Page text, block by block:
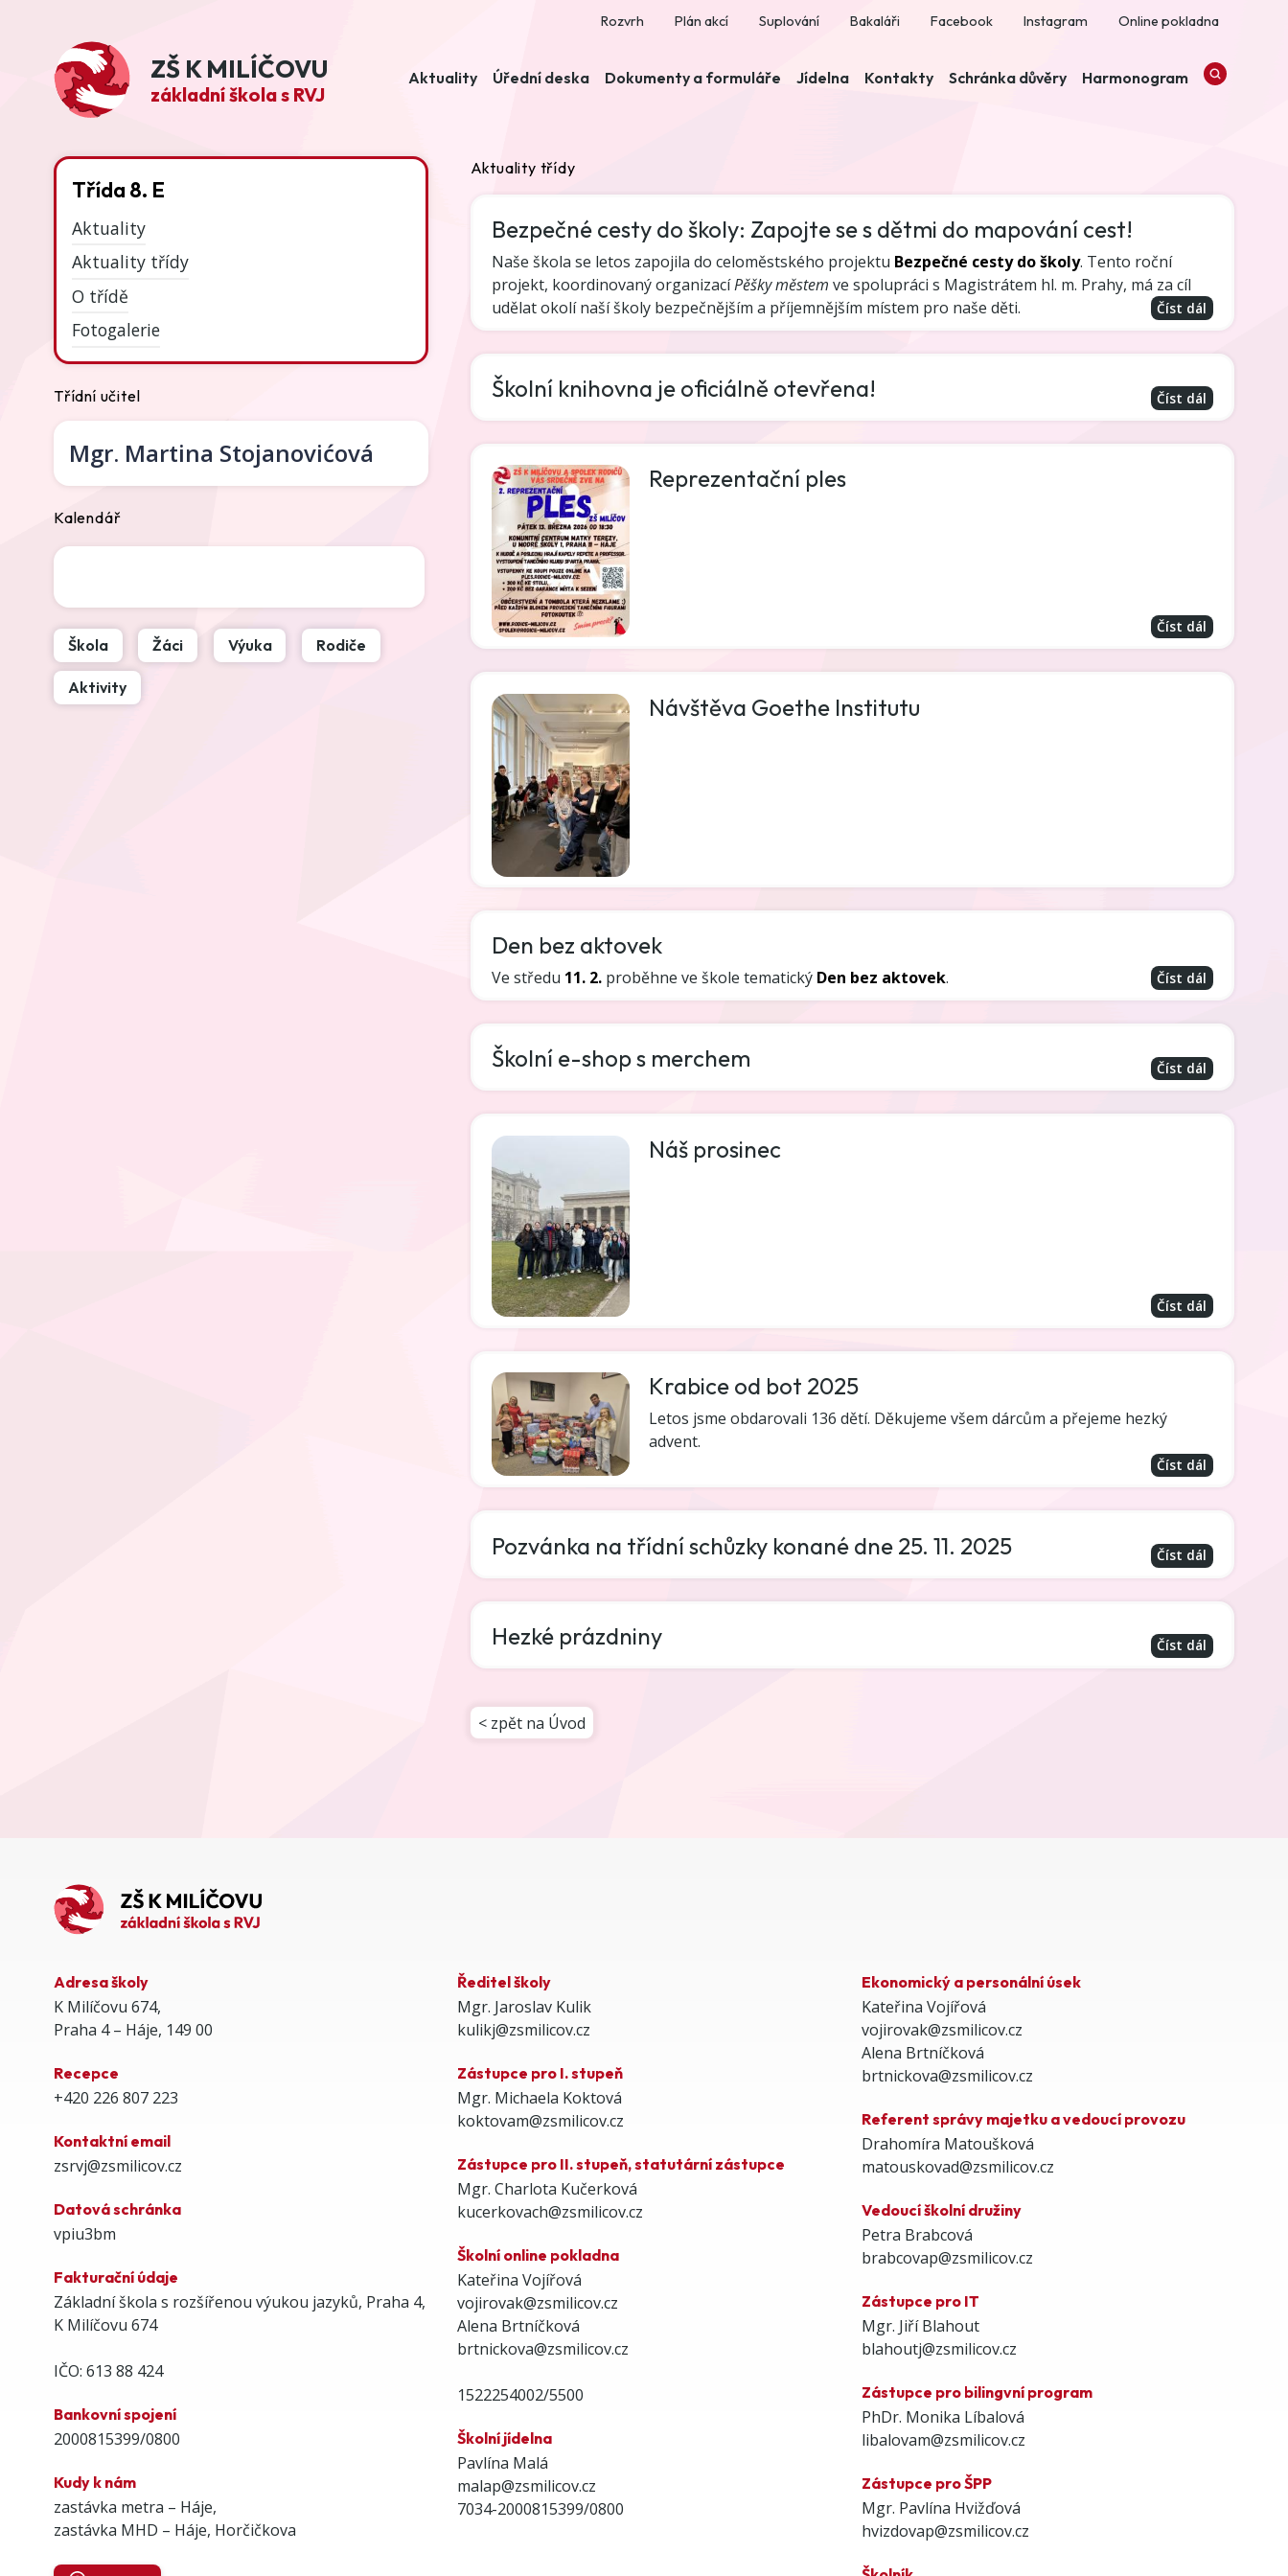
ZŠ K MILÍČOVU
základní škola s RVJ
Rozvrh Plán akcí Suplování Bakaláři Facebook Instagram Online pokladna
Aktuality Úřední deska Dokumenty a formuláře Jídelna Kontakty Schránka důvěry Harmonogram
Třída 8. E
Aktuality
Aktuality třídy
O třídě
Fotogalerie
Třídní učitel
Mgr. Martina Stojanovićová
Kalendář
Škola Žáci Výuka Rodiče
Aktivity
Aktuality třídy
Bezpečné cesty do školy: Zapojte se s dětmi do mapování cest!
Naše škola se letos zapojila do celoměstského projektu Bezpečné cesty do školy. Tento roční
projekt, koordinovaný organizacíPěšky městem ve spolupráci s Magistrátem hl. m. Prahy, má za cíl
udělat okolí naší školy bezpečnějším a příjemnějším místem pro naše děti.
Číst dál
Školní knihovna je oficiálně otevřena! Číst dál
Reprezentační ples
Číst dál
Návštěva Goethe Institutu
Den bez aktovek
Ve středu 11. 2.proběhne ve škole tematický Den bez aktovek. Číst dál
Školní e-shop s merchem Číst dál
Náš prosinec
Číst dál
Krabice od bot 2025
Letos jsme obdarovali 136 dětí. Děkujeme všem dárcům a přejeme hezký
advent.
Číst dál
Pozvánka na třídní schůzky konané dne 25. 11. 2025 Číst dál
Hezké prázdniny Číst dál
< zpět na Úvod
Adresa školy
K Milíčovu 674,
Praha 4 – Háje, 149 00
Recepce
+420 226 807 223
Kontaktní email
zsrvj@zsmilicov.cz
Datová schránka
vpiu3bm
Fakturační údaje
Základní škola s rozšířenou výukou jazyků, Praha 4,
K Milíčovu 674
IČO: 613 88 424
Bankovní spojení
2000815399/0800
Kudy k nám
zastávka metra – Háje,
zastávka MHD – Háje, Horčičkova
Ředitel školy
Mgr. Jaroslav Kulik
kulikj@zsmilicov.cz
Zástupce pro I. stupeň
Mgr. Michaela Koktová
koktovam@zsmilicov.cz
Zástupce pro II. stupeň, statutární zástupce
Mgr. Charlota Kučerková
kucerkovach@zsmilicov.cz
Školní online pokladna
Kateřina Vojířová
vojirovak@zsmilicov.cz
Alena Brtníčková
brtnickova@zsmilicov.cz
1522254002/5500
Školní jídelna
Pavlína Malá
malap@zsmilicov.cz
7034-2000815399/0800
Ekonomický a personální úsek
Kateřina Vojířová
vojirovak@zsmilicov.cz
Alena Brtníčková
brtnickova@zsmilicov.cz
Referent správy majetku a vedoucí provozu
Drahomíra Matoušková
matouskovad@zsmilicov.cz
Vedoucí školní družiny
Petra Brabcová
brabcovap@zsmilicov.cz
Zástupce pro IT
Mgr. Jiří Blahout
blahoutj@zsmilicov.cz
Zástupce pro bilingvní program
PhDr. Monika Líbalová
libalovam@zsmilicov.cz
Zástupce pro ŠPP
Mgr. Pavlína Hvižďová
hvizdovap@zsmilicov.cz